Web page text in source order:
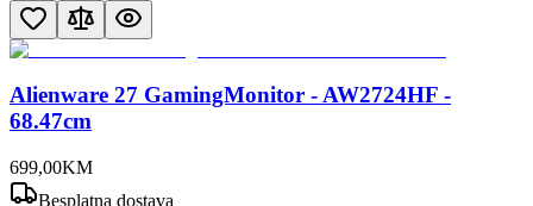
Alienware 27 GamingMonitor - AW2724HF -
68.47cm
699,00KM
Besplatna dostava